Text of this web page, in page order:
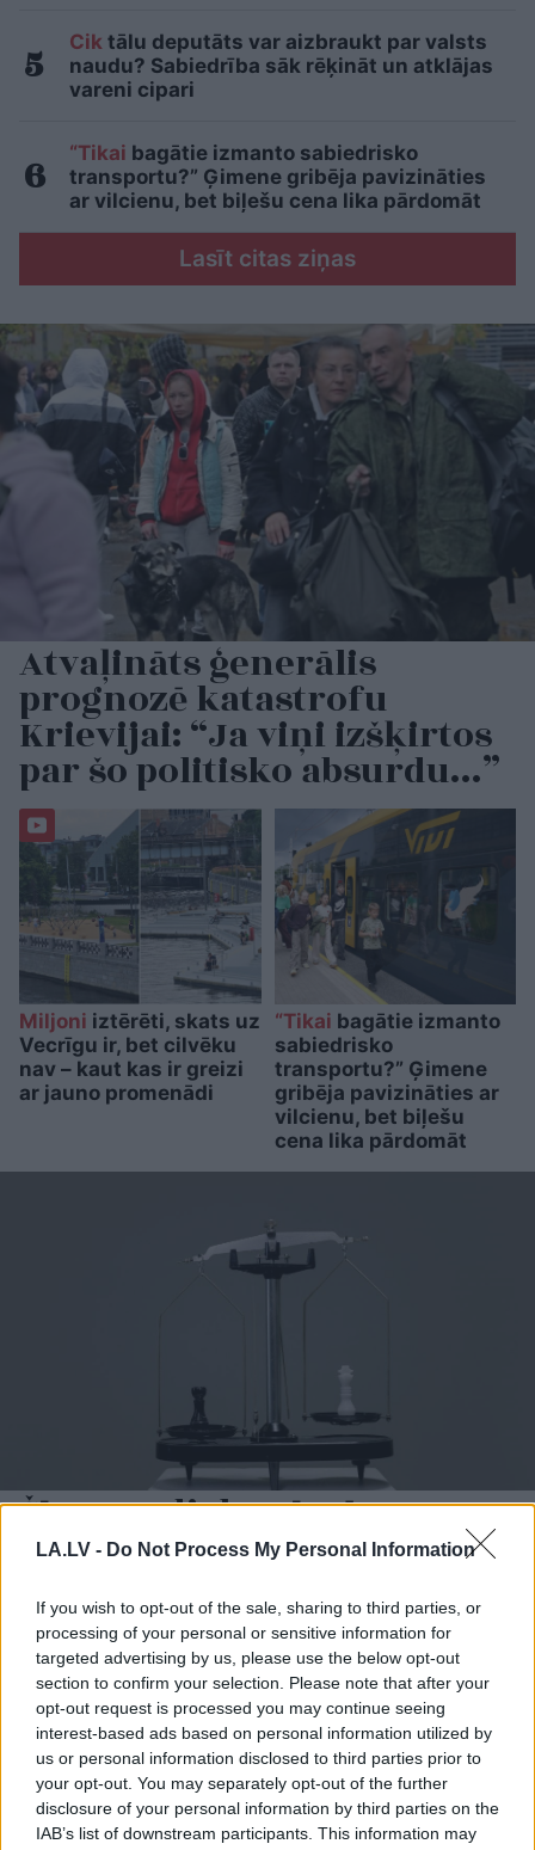
LA.LV - Do Not Process My Personal Information
If you wish to opt-out of the sale, sharing to third parties, or
processing of your personal or sensitive information for
targeted advertising by us, please use the below opt-out
section to confirm your selection. Please note that after your
opt-out request is processed you may continue seeing
interest-based ads based on personal information utilized by
us or personal information disclosed to third parties prior to
your opt-out. You may separately opt-out of the further
disclosure of your personal information by third parties on the
IAB’s list of downstream participants. This information may
Cik tālu deputāts var aizbraukt par valsts
naudu? Sabiedrība sāk rēķināt un atklājas
vareni cipari
“Tikai bagātie izmanto sabiedrisko
transportu?” Ģimene gribēja pavizināties
ar vilcienu, bet biļešu cena lika pārdomāt
Lasīt citas ziņas
Atvaļināts ģenerālis
prognozē katastrofu
Krievijai: “Ja viņi izšķirtos
par šo politisko absurdu…”
Miljoni iztērēti, skats uz
Vecrīgu ir, bet cilvēku
nav – kaut kas ir greizi
ar jauno promenādi
“Tikai bagātie izmanto
sabiedrisko
transportu?” Ģimene
gribēja pavizināties ar
vilcienu, bet biļešu
cena lika pārdomāt
Šīm 3 zodiaka zīmēm
augusts būs īsts murgs – esi